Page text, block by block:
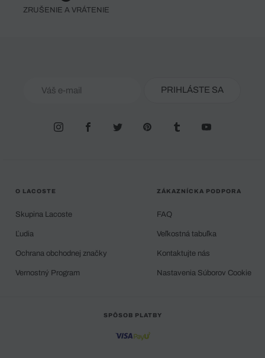
ZRUŠENIE A VRÁTENIE
PRIHLÁSTE SA
O LACOSTE
Skupina Lacoste
Ľudia
Ochrana obchodnej značky
Vernostný Program
ZÁKAZNÍCKA PODPORA
FAQ
Veľkostná tabuľka
Kontaktujte nás
Nastavenia Súborov Cookie
SPÔSOB PLATBY